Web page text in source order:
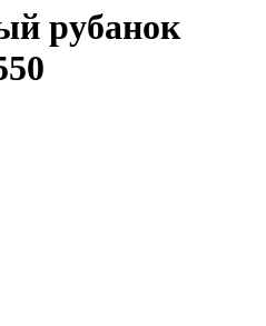
рубанок